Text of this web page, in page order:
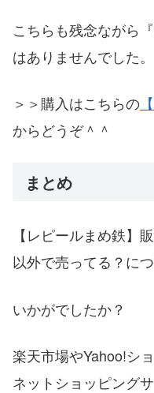
こちらも残念ながら
はありませんでした。
＞＞購入はこちらの
からどうぞ＾＾
まとめ
【レピールまめ鉄】
以外で売ってる？に
いかがでしたか？
楽天市場やYahoo!シ
ネットショッピング